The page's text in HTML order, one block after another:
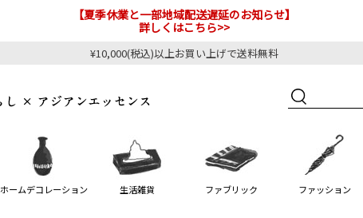
【夏季休業と一部地域配送遅延のお知らせ】
詳しくはこちら>>
¥10,000(税込)以上お買い上げで送料無料
ホームデコレーション 生活雑貨 ファブリック ファッション